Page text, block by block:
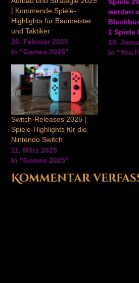
| Kommende Spiele-
Highlights für Baumeister
und Taktiker
20. Februar 2025
In "Games 2025"
Spiele
werden
1 Spiele
und Co.
19.
In
Switch-Releases 2025 |
Spiele-Highlights für die
Nintendo Switch
11. März 2025
In "Games 2025"
Kommentar